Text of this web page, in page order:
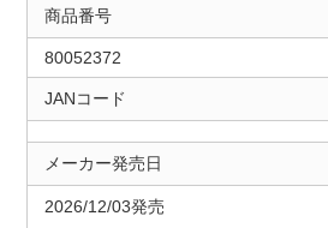
商品番号
80052372
JANコード
メーカー発売日
2026/12/03発売